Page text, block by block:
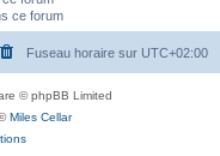
ce forum
Fuseau horaire sur UTC+02:00
© phpBB Limited
Miles Cellar